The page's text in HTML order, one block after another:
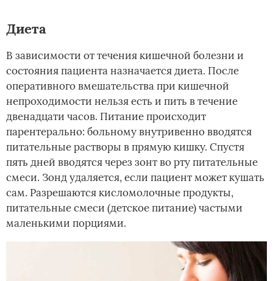
Диета
В зависимости от течения кишечной болезни и
состояния пациента назначается диета. После
оперативного вмешательства при кишечной
непроходимости нельзя есть и пить в течение
двенадцати часов. Питание происходит
парентерально: больному внутривенно вводятся
питательные растворы в прямую кишку. Спустя
пять дней вводятся через зонт во рту питательные
смеси. Зонд удаляется, если пациент может кушать
сам. Разрешаются кисломолочные продукты,
питательные смеси (детское питание) частыми
маленькими порциями.